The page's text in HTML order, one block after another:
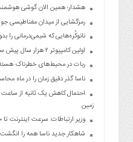
هشدار؛ همین الان گوشی
رمزگشایی از میدان مغناطیسی
نانوکُره‌هایی که شیمی‌درمانی
اولین کامپیوتر ۲ هزار سال پیش ساخته شد
ربات در محیط‌های خطرناک
ناسا گذر دقیق زمان را در ماه
احتمال کاهش یک ثانیه از
زمین
وزیر ارتباطات: سرعت اینترنت تا خرداد ۳۰درصد
شاهکار جدید ناسا همه را